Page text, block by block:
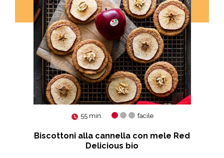
55 min. facile
Biscottoni alla cannella con mele Red
Delicious bio